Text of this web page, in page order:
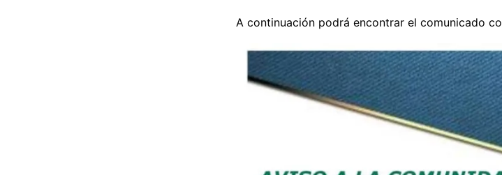
A continuación podrá encontrar el comunicado